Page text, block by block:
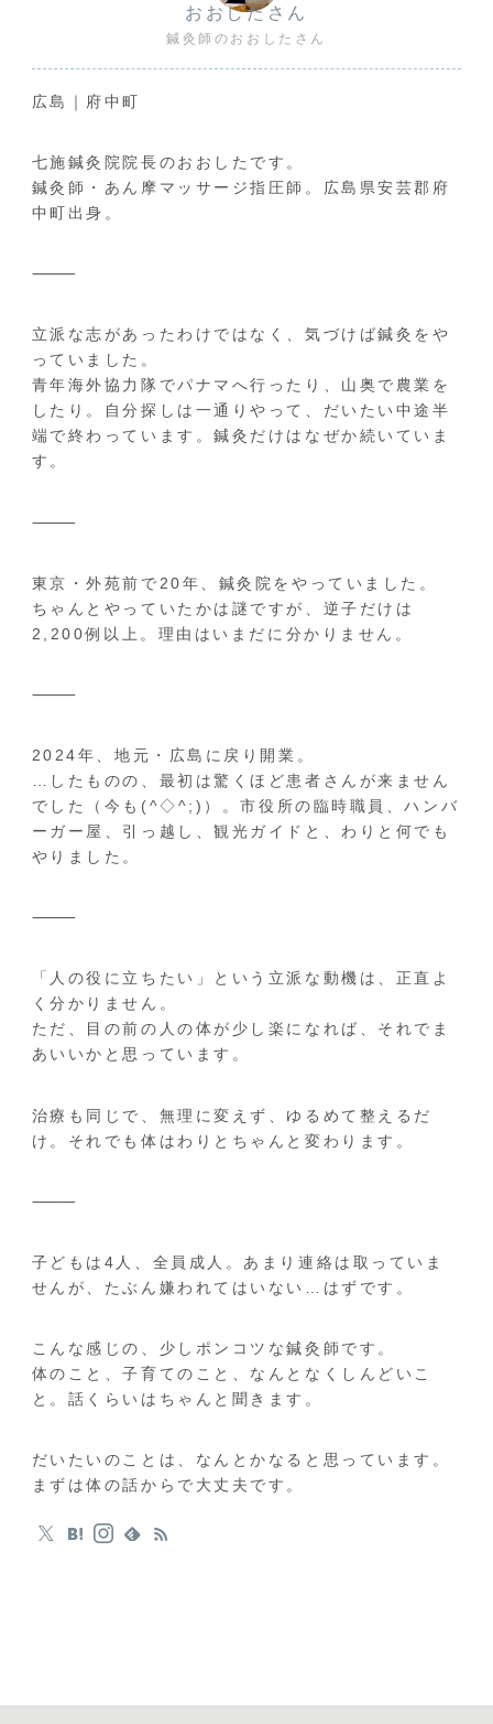
おおしたさん
鍼灸師のおおしたさん
広島｜府中町
七施鍼灸院院長のおおしたです。
鍼灸師・あん摩マッサージ指圧師。広島県安芸郡府
中町出身。
⸻
立派な志があったわけではなく、気づけば鍼灸をや
っていました。
青年海外協力隊でパナマへ行ったり、山奥で農業を
したり。自分探しは一通りやって、だいたい中途半
端で終わっています。鍼灸だけはなぜか続いていま
す。
⸻
東京・外苑前で20年、鍼灸院をやっていました。
ちゃんとやっていたかは謎ですが、逆子だけは
2,200例以上。理由はいまだに分かりません。
⸻
2024年、地元・広島に戻り開業。
…したものの、最初は驚くほど患者さんが来ません
でした（今も(^◇^;)）。市役所の臨時職員、ハンバ
ーガー屋、引っ越し、観光ガイドと、わりと何でも
やりました。
⸻
「人の役に立ちたい」という立派な動機は、正直よ
く分かりません。
ただ、目の前の人の体が少し楽になれば、それでま
あいいかと思っています。
治療も同じで、無理に変えず、ゆるめて整えるだ
け。それでも体はわりとちゃんと変わります。
⸻
子どもは4人、全員成人。あまり連絡は取っていま
せんが、たぶん嫌われてはいない…はずです。
こんな感じの、少しポンコツな鍼灸師です。
体のこと、子育てのこと、なんとなくしんどいこ
と。話くらいはちゃんと聞きます。
だいたいのことは、なんとかなると思っています。
まずは体の話からで大丈夫です。